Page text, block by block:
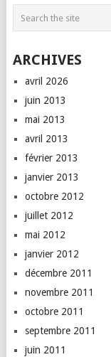
ARCHIVES
avril 2026
juin 2013
mai 2013
avril 2013
février 2013
janvier 2013
octobre 2012
juillet 2012
mai 2012
janvier 2012
décembre 2011
novembre 2011
octobre 2011
septembre 2011
juin 2011